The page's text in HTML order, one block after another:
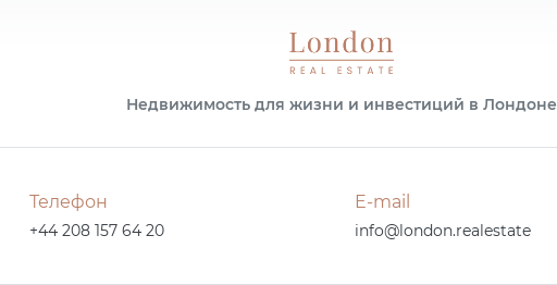
Недвижимость для жизни и инвестиций в Лондоне
Телефон
+44 208 157 64 20
E-mail
info@london.realestate